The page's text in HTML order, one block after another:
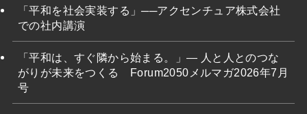
「平和を社会実装する」──アクセンチュア株式会社
での社内講演
「平和は、すぐ隣から始まる。」― 人と人とのつな
がりが未来をつくる Forum2050メルマガ2026年7月
号